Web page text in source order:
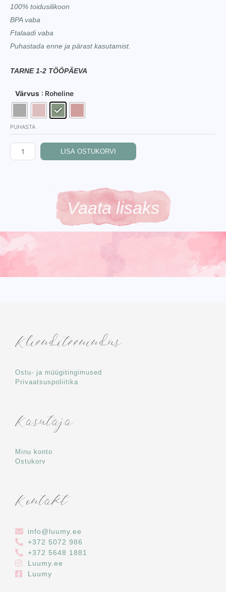
100% toidusilikoon
BPA vaba
Ftalaadi vaba
Puhastada enne ja pärast kasutamist.
TARNE 1-2 TÖÖPÄEVA
Värvus : Roheline
PUHASTA
LISA OSTUKORVI
Vaata lisaks
Klienditeenindus
Ostu- ja müügitingimused
Privaatsuspoliitika
Kasutaja
Minu konto
Ostukorv
Kontakt
info@luumy.ee
+372 5072 986
+372 5648 1881‬
Luumy.ee
Luumy